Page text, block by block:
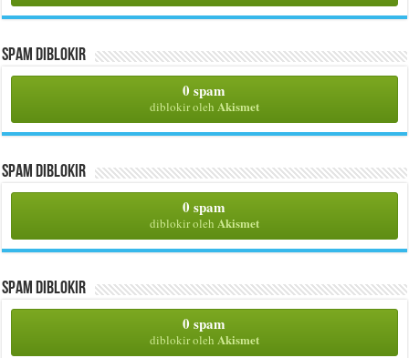
Spam Diblokir
0 spam
diblokir oleh Akismet
Spam Diblokir
0 spam
diblokir oleh Akismet
Spam Diblokir
0 spam
diblokir oleh Akismet